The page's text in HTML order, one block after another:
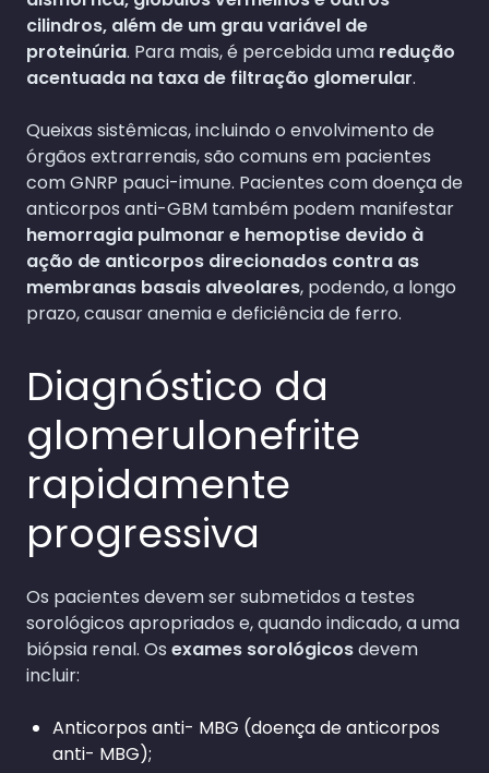
cilindros, além de um grau variável de
proteinúria. Para mais, é percebida uma redução
acentuada na taxa de filtração glomerular.
Queixas sistêmicas, incluindo o envolvimento de
órgãos extrarrenais, são comuns em pacientes
com GNRP pauci-imune. Pacientes com doença de
anticorpos anti-GBM também podem manifestar
hemorragia pulmonar e hemoptise devido à
ação de anticorpos direcionados contra as
membranas basais alveolares, podendo, a longo
prazo, causar anemia e deficiência de ferro.
Diagnóstico da
glomerulonefrite
rapidamente
progressiva
Os pacientes devem ser submetidos a testes
sorológicos apropriados e, quando indicado, a uma
biópsia renal. Os exames sorológicosdevem
incluir:
Anticorpos anti- MBG (doença de anticorpos
anti- MBG);